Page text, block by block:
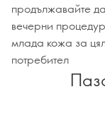
продължавайте
вечерни
млада кожа за
потребител